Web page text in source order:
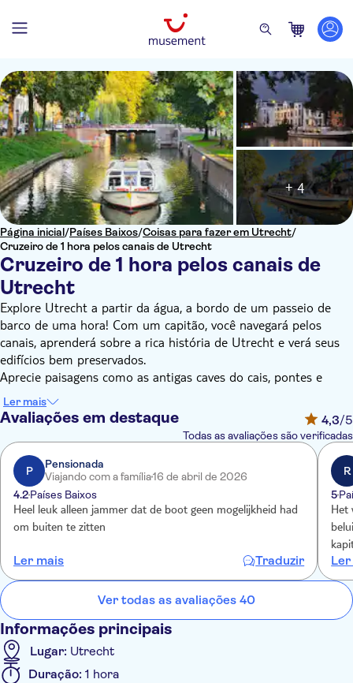
Página inicial/Países Baixos/Coisas para fazer em Utrecht/
Cruzeiro de 1 hora pelos canais de Utrecht
Cruzeiro de 1 hora pelos canais de
Utrecht
+ 4
Explore Utrecht a partir da água, a bordo de um passeio de
barco de uma hora! Com um capitão, você navegará pelos
canais, aprenderá sobre a rica história de Utrecht e verá seus
edifícios bem preservados.
Aprecie paisagens como as antigas caves do cais, pontes e
estátuas sob os postes de luz de Pyke Koch. No Oudegracht,
admire as casas à beira do canal e, claro, a Torre Dom.
Ler mais
Avaliações em destaque 4,3/5
Todas as avaliações são verificadas
P
Pensionada
Viajando com a família16 de abril de 2026
4.2Países Baixos
Heel leuk alleen jammer dat de boot geen mogelijkheid had
om buiten te zitten
Ler mais Traduzir
R
5
Het
Ver todas as avaliações 40
Informações principais
Lugar: Utrecht
Duração: 1 hora